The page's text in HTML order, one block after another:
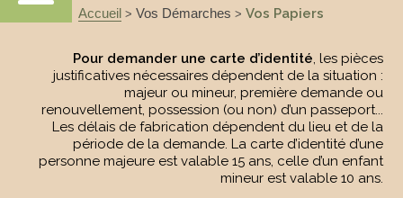
Accueil > Vos Démarches > Vos Papiers
Pour demander une carte d’identité, les pièces
justificatives nécessaires dépendent de la situation :
majeur ou mineur, première demande ou
renouvellement, possession (ou non) d’un passeport...
Les délais de fabrication dépendent du lieu et de la
période de la demande. La carte d’identité d’une
personne majeure est valable 15 ans, celle d’un enfant
mineur est valable 10 ans.